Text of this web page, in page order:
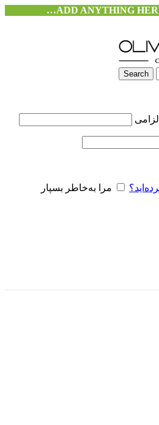
ADD ANYTHING
Search
الزامی
مرا به‌خاطر بسپار